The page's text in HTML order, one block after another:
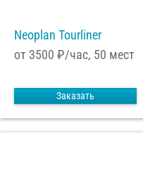
Neoplan Tourliner
от 3500 ₽/час, 50 мест
Заказать